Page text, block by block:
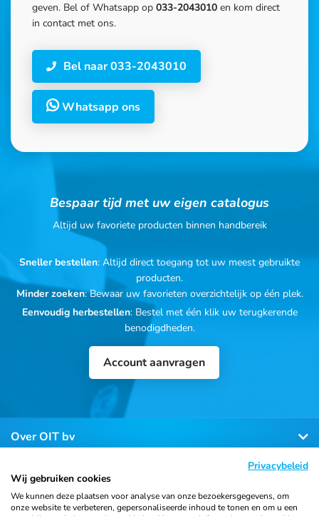
geven. Bel of Whatsapp op 033-2043010 en kom direct
in contact met ons.
Bel naar 033-2043010
Whatsapp ons
Bespaar tijd met uw eigen catalogus
Altijd uw favoriete producten binnen handbereik
Sneller bestellen: Altijd direct toegang tot uw meest gebruikte
producten.
Minder zoeken: Bewaar uw favorieten overzichtelijk op één plek.
Eenvoudig herbestellen: Bestel met één klik uw terugkerende
benodigdheden.
Account aanvragen
Over OIT bv
Klantenservice
Privacybeleid
Wij gebruiken cookies
We kunnen deze plaatsen voor analyse van onze bezoekersgegevens, om
onze website te verbeteren, gepersonaliseerde inhoud te tonen en om u een